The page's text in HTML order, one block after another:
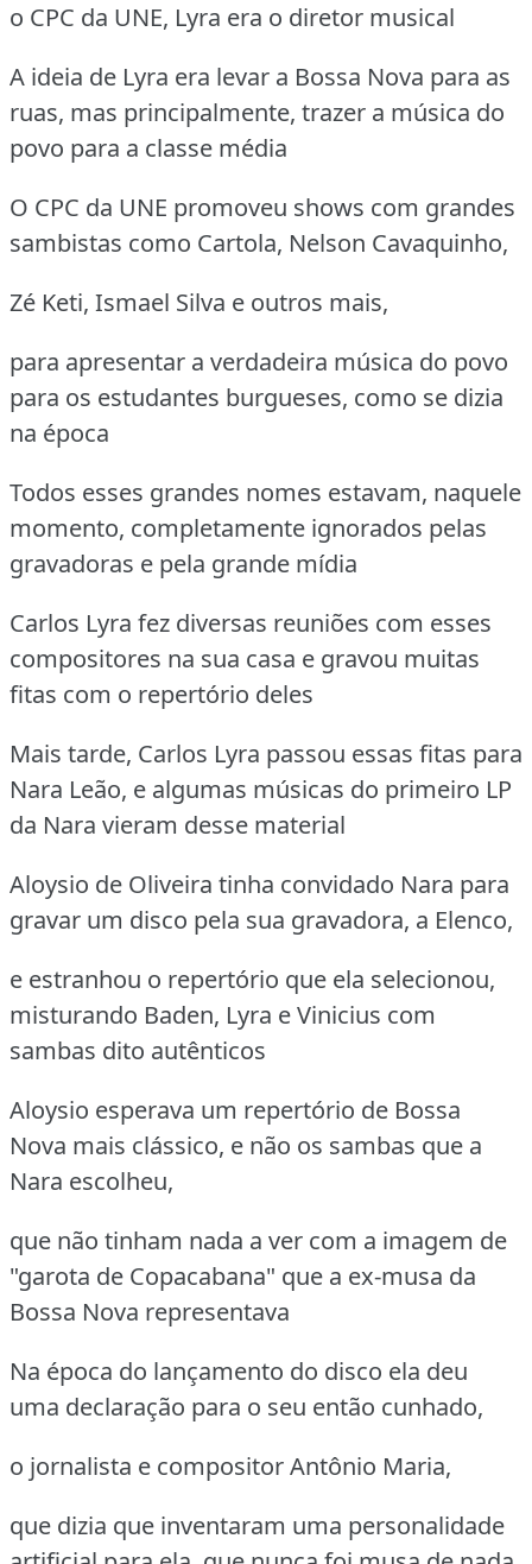
o CPC da UNE, Lyra era o diretor musical
A ideia de Lyra era levar a Bossa Nova para as
ruas, mas principalmente, trazer a música do
povo para a classe média
O CPC da UNE promoveu shows com grandes
sambistas como Cartola, Nelson Cavaquinho,
Zé Keti, Ismael Silva e outros mais,
para apresentar a verdadeira música do povo
para os estudantes burgueses, como se dizia
na época
Todos esses grandes nomes estavam, naquele
momento, completamente ignorados pelas
gravadoras e pela grande mídia
Carlos Lyra fez diversas reuniões com esses
compositores na sua casa e gravou muitas
fitas com o repertório deles
Mais tarde, Carlos Lyra passou essas fitas para
Nara Leão, e algumas músicas do primeiro LP
da Nara vieram desse material
Aloysio de Oliveira tinha convidado Nara para
gravar um disco pela sua gravadora, a Elenco,
e estranhou o repertório que ela selecionou,
misturando Baden, Lyra e Vinicius com
sambas dito autênticos
Aloysio esperava um repertório de Bossa
Nova mais clássico, e não os sambas que a
Nara escolheu,
que não tinham nada a ver com a imagem de
"garota de Copacabana" que a ex-musa da
Bossa Nova representava
Na época do lançamento do disco ela deu
uma declaração para o seu então cunhado,
o jornalista e compositor Antônio Maria,
que dizia que inventaram uma personalidade